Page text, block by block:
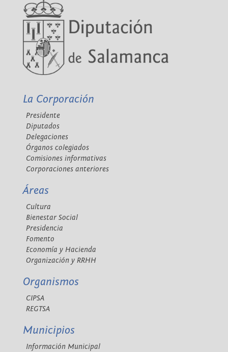
La Corporación
Presidente
Diputados
Delegaciones
Órganos colegiados
Comisiones informativas
Corporaciones anteriores
Áreas
Cultura
Bienestar Social
Presidencia
Fomento
Economía y Hacienda
Organización y RRHH
Organismos
CIPSA
REGTSA
Municipios
Información Municipal